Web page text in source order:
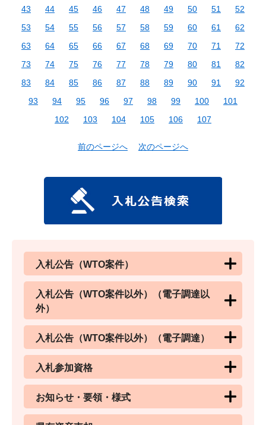
43
44 45 46 47 48 49 50 51
52
53
54 55 56 57 58 59 60 61
62
63
64 65 66 67 68 69 70 71
72
73
74 75 76 77 78 79 80 81
82
83
84 85 86 87 88 89 90 91
92
93
94 95 96 97 98 99 100
101
102
103 104 105 106 107
前のページへ 次のページへ
入札公告（WTO案件）
入札公告（WTO案件以外）（電子調達以
外）
入札公告（WTO案件以外）（電子調達）
入札参加資格
お知らせ・要領・様式